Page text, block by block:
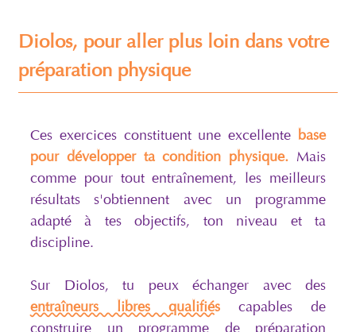
Diolos, pour aller plus loin dans votre
préparation physique
Ces exercices constituent une excellente base
pour développer ta condition physique. Mais
comme pour tout entraînement, les meilleurs
résultats s'obtiennent avec un programme
adapté à tes objectifs, ton niveau et ta
discipline.
Sur Diolos, tu peux échanger avec des
entraîneurs libres qualifiés capables de
construire un programme de préparation